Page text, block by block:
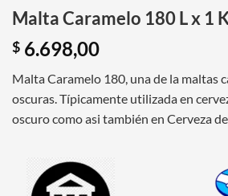
Malta Caramelo 180 L x 1
$ 6.698,00
Malta Caramelo 180, una de la maltas
oscuras. Típicamente utilizada en
oscuro como asi también en Cerveza